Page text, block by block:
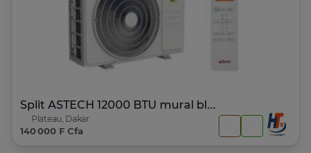
Split ASTECH 12000 BTU mural blanc télécommande
Plateau, Dakar
140 000 F Cfa